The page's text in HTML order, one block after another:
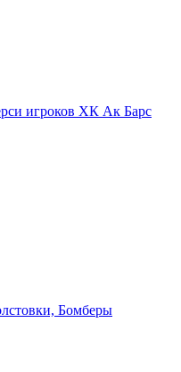
игроков ХК Ак Барс
Бомберы